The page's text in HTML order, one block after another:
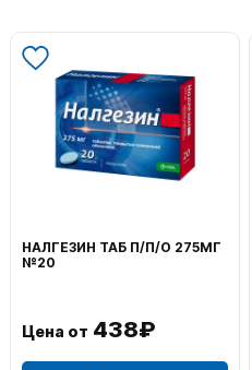
НАЛГЕЗИН ТАБ П/П/О 275МГ
№20
Цена от 438₽